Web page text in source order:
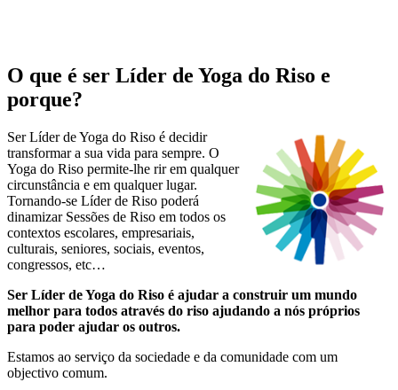
O que é ser Líder de Yoga do Riso e
porque?
Ser Líder de Yoga do Riso é decidir
transformar a sua vida para sempre. O
Yoga do Riso permite-lhe rir em qualquer
circunstância e em qualquer lugar.
Tornando-se Líder de Riso poderá
dinamizar Sessões de Riso em todos os
contextos escolares, empresariais,
culturais, seniores, sociais, eventos,
congressos, etc…
Ser Líder de Yoga do Riso é ajudar a construir um mundo
melhor para todos através do riso ajudando a nós próprios
para poder ajudar os outros.
Estamos ao serviço da sociedade e da comunidade com um
objectivo comum.